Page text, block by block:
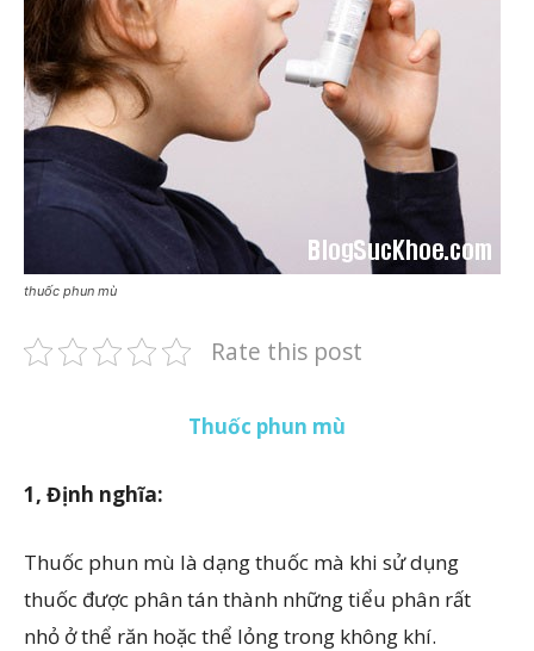
thuốc phun mù
Rate this post
Thuốc phun mù
1, Định nghĩa:
Thuốc phun mù là dạng thuốc mà khi sử dụng
thuốc được phân tán thành những tiểu phân rất
nhỏ ở thể răn hoặc thể lỏng trong không khí.